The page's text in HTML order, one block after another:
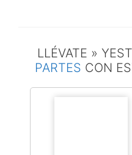
LLÉVATE »
PARTES CON